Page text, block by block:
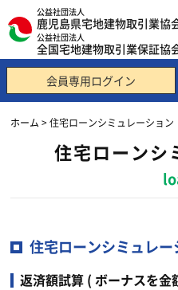
公益社団法人
鹿児島県宅地建物取引業協
公益社団法人
全国宅地建物取引業保証協
会員専用ログイン
ホーム > 住宅ローンシミュレーション
住宅ローンシ
住宅ローンシミュレー
返済額試算 ( ボーナスを金